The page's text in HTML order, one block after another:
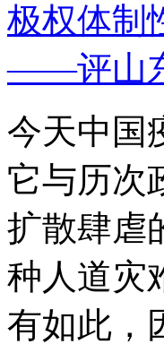
极权体制
——评山
今天中国
它与历次
扩散肆虐
种人道灾
有如此，